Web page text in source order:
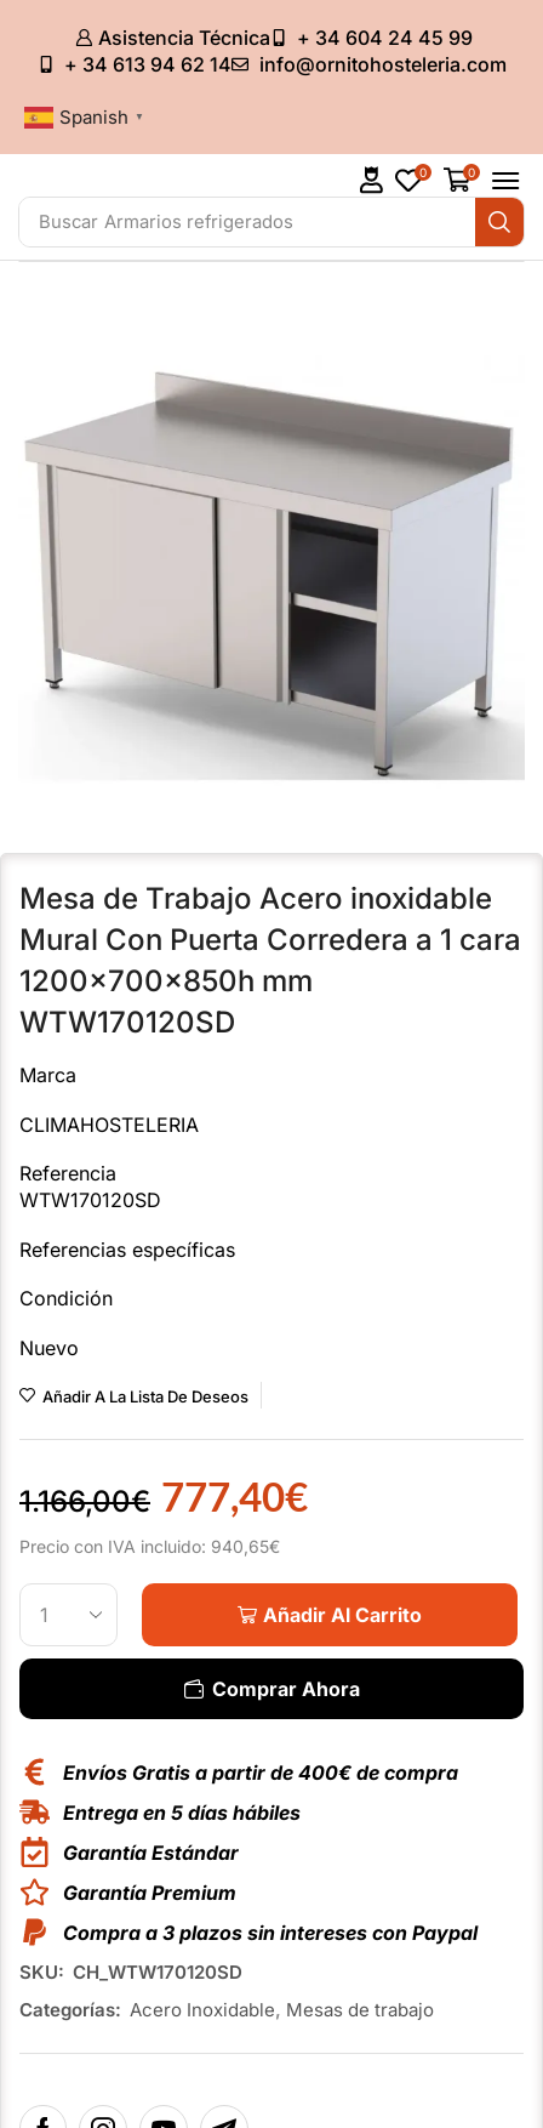
Asistencia Técnica
+ 34 604 24 45 99
+ 34 613 94 62 14
info@ornitohosteleria.com
Spanish ▼
Buscar Armarios refrigerados
0 0
Mesa de Trabajo Acero inoxidable
Mural Con Puerta Corredera a 1 cara
1200x700x850h mm
WTW170120SD
Marca
CLIMAHOSTELERIA
Referencia
WTW170120SD
Referencias específicas
Condición
Nuevo
Añadir A La Lista De Deseos
1.166,00€ 777,40€
Precio con IVA incluido: 940,65€
Añadir Al Carrito
Comprar Ahora
Envíos Gratis a partir de 400€ de compra
Entrega en 5 días hábiles
Garantía Estándar
Garantía Premium
Compra a 3 plazos sin intereses con Paypal
SKU: CH_WTW170120SD
Categorías: Acero Inoxidable, Mesas de trabajo